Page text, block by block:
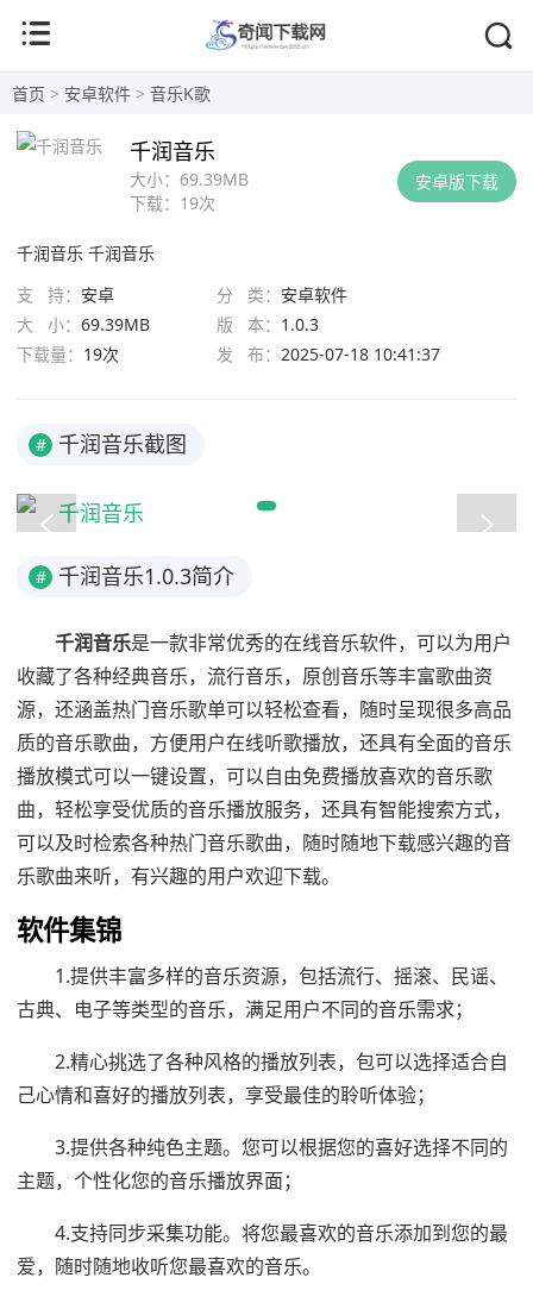
首页 > 安卓软件 > 音乐K歌
安卓版下载
大小： 69.39MB
下载： 19次
千润音乐
千润音乐 千润音乐
支 持： 安卓 分 类： 安卓软件
大 小： 69.39MB 版 本： 1.0.3
下载量： 19次 发 布： 2025-07-18 10:41:37
# 千润音乐截图
# 千润音乐1.0.3简介
千润音乐是一款非常优秀的在线音乐软件，可以为用户
收藏了各种经典音乐，流行音乐，原创音乐等丰富歌曲资
源，还涵盖热门音乐歌单可以轻松查看，随时呈现很多高品
质的音乐歌曲，方便用户在线听歌播放，还具有全面的音乐
播放模式可以一键设置，可以自由免费播放喜欢的音乐歌
曲，轻松享受优质的音乐播放服务，还具有智能搜索方式，
可以及时检索各种热门音乐歌曲，随时随地下载感兴趣的音
乐歌曲来听，有兴趣的用户欢迎下载。
软件集锦
1.提供丰富多样的音乐资源，包括流行、摇滚、民谣、
古典、电子等类型的音乐，满足用户不同的音乐需求；
2.精心挑选了各种风格的播放列表，包可以选择适合自
己心情和喜好的播放列表，享受最佳的聆听体验；
3.提供各种纯色主题。您可以根据您的喜好选择不同的
主题，个性化您的音乐播放界面；
4.支持同步采集功能。将您最喜欢的音乐添加到您的最
爱，随时随地收听您最喜欢的音乐。